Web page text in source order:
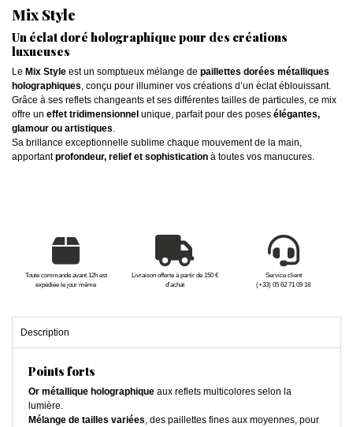
Mix Style
Un éclat doré holographique pour des créations
luxueuses
Le Mix Style est un somptueux mélange de paillettes dorées métalliques
holographiques, conçu pour illuminer vos créations d’un éclat éblouissant.
Grâce à ses reflets changeants et ses différentes tailles de particules, ce mix
offre un effet tridimensionnel unique, parfait pour des poses élégantes,
glamour ou artistiques.
Sa brillance exceptionnelle sublime chaque mouvement de la main,
apportantprofondeur, relief et sophistication à toutes vos manucures.
Toute commande avant 12h est
expédiée le jour même
Livraison offerte à partir de 150 €
d'achat
Service client
(+33) 05 62 71 09 18
Description
Points forts
Or métallique holographique aux reflets multicolores selon la
lumière.
Mélange de tailles variées, des paillettes fines aux moyennes, pour